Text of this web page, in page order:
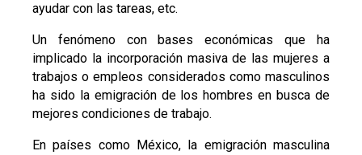
ayudar con las tareas, etc.
Un fenómeno con bases económicas que ha
implicado la incorporación masiva de las mujeres a
trabajos o empleos considerados como masculinos
ha sido la emigración de los hombres en busca de
mejores condiciones de trabajo.
En países como México, la emigración masculina